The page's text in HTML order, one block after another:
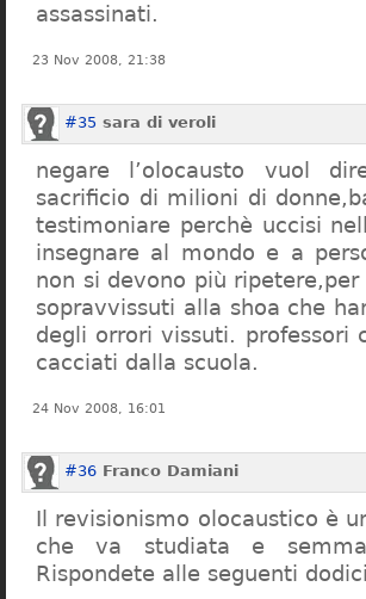
assassinati.
23 Nov 2008, 21:38
#35 sara di veroli
negare l’olocausto vuol
sacrificio di milioni di
testimoniare perchè uccisi
insegnare al mondo e a
non si devono più
sopravvissuti alla shoa che
degli orrori vissuti. professori
cacciati dalla scuola.
24 Nov 2008, 16:01
#36 Franco Damiani
Il revisionismo olocaustico è
che va studiata e
Rispondete alle seguenti